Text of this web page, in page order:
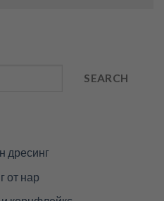
SEARCH
дресинг
от нар